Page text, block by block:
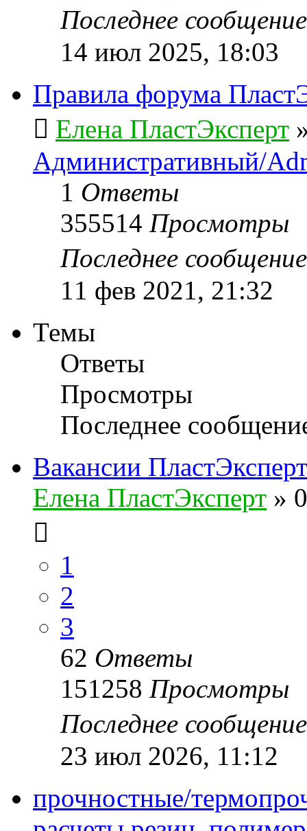
Последнее
14 июл 2025, 18:03
Правила форума
Елена ПластЭксперт
Административный/
1 Ответы
355514 Просмотры
Последнее
11 фев 2021, 21:32
Темы
Ответы
Просмотры
Последнее
Вакансии ПластЭксперт
Елена ПластЭксперт »
1
2
3
62 Ответы
151258 Просмотры
Последнее
23 июл 2026, 11:12
прочностные/